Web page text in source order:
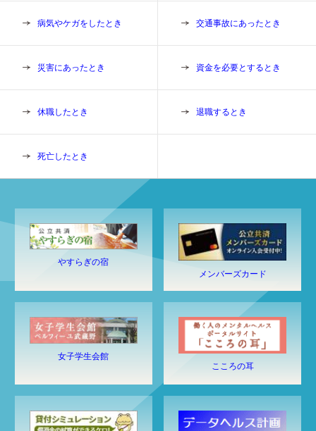
病気やケガをしたとき 交通事故にあったとき
災害にあったとき 資金を必要とするとき
休職したとき 退職するとき
死亡したとき
やすらぎの宿
メンバーズカード
女子学生会館
こころの耳